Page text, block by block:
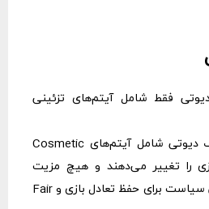
دیوتی فقط شامل آیتم‌های تزئینی
بله، تمام باندل‌های کالاف دیوتی شامل آیتم‌های Cosmetic
را تغییر می‌دهند و هیچ مزیت
رقابتی ارائه نمی‌دهند. این سیاست برای حفظ تعادل بازی و Fair